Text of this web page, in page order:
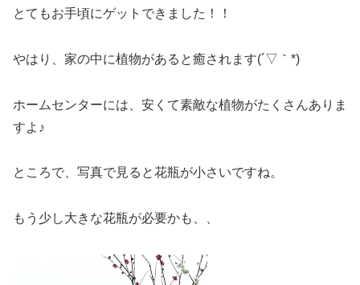
とてもお手頃にゲットできました！！
やはり、家の中に植物があると癒されます(´▽｀*)
ホームセンターには、安くて素敵な植物がたくさんありま
すよ♪
ところで、写真で見ると花瓶が小さいですね。
もう少し大きな花瓶が必要かも、、